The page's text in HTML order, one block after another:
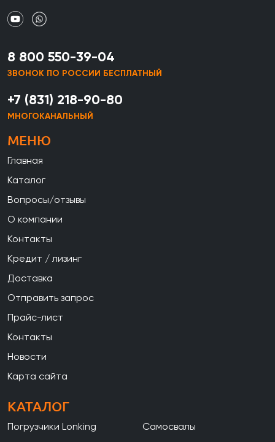
8 800 550-39-04
ЗВОНОК ПО РОССИИ БЕСПЛАТНЫЙ
+7 (831) 218-90-80
МНОГОКАНАЛЬНЫЙ
МЕНЮ
Главная
Каталог
Вопросы/отзывы
О компании
Контакты
Кредит / лизинг
Доставка
Отправить запрос
Прайс-лист
Контакты
Новости
Карта сайта
КАТАЛОГ
Погрузчики Lonking
Самосвалы